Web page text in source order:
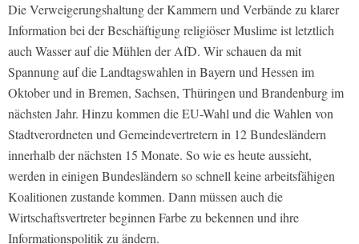
Die Verweigerungshaltung der Kammern und Verbände zu klarer
Information bei der Beschäftigung religiöser Muslime ist letztlich
auch Wasser auf die Mühlen der AfD. Wir schauen da mit
Spannung auf die Landtagswahlen in Bayern und Hessen im
Oktober und in Bremen, Sachsen, Thüringen und Brandenburg im
nächsten Jahr. Hinzu kommen die EU-Wahl und die Wahlen von
Stadtverordneten und Gemeindevertretern in 12 Bundesländern
innerhalb der nächsten 15 Monate. So wie es heute aussieht,
werden in einigen Bundesländern so schnell keine arbeitsfähigen
Koalitionen zustande kommen. Dann müssen auch die
Wirtschaftsvertreter beginnen Farbe zu bekennen und ihre
Informationspolitik zu ändern.